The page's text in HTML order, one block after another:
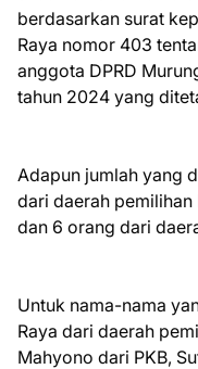
berdasarkan surat
Raya nomor 403
anggota DPRD
tahun 2024 yang
Adapun jumlah yang
dari daerah
dan 6 orang dari
Untuk nama-nama
Raya dari daerah
Mahyono dari PKB,